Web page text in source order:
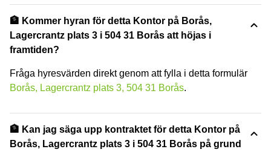
🏦 Kommer hyran för detta Kontor på Borås,
Lagercrantz plats 3 i 504 31 Borås att höjas i
framtiden?
Fråga hyresvärden direkt genom att fylla i detta formulär
Borås, Lagercrantz plats 3, 504 31 Borås.
🏦 Kan jag säga upp kontraktet för detta Kontor på
Borås, Lagercrantz plats 3 i 504 31 Borås på grund